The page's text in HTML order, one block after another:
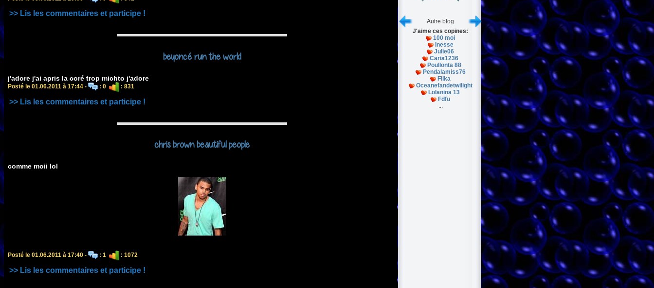
>> Lis les commentaires et participe !
beyoncé run the world
j'adore j'ai apris la coré trop michto j'adore
Posté le 01.06.2011 à 17:44 - : 0 : 831
>> Lis les commentaires et participe !
chris brown beautiful people
comme moii lol
Posté le 01.06.2011 à 17:40 - : 1 : 1072
>> Lis les commentaires et participe !
Autre blog
J'aime ces copines:
100 moi
Inesse
Julie06
Caria1236
Poullonta 88
Pendalamiss76
Flika
Oceanefandetwilight
Lolanina 13
Fdfu
...